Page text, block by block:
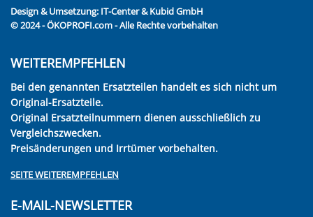
Design & Umsetzung: IT-Center & Kubid GmbH
© 2024 - ÖKOPROFI.com - Alle Rechte vorbehalten
WEITEREMPFEHLEN
Bei den genannten Ersatzteilen handelt es sich nicht um
Original-Ersatzteile.
Original Ersatzteilnummern dienen ausschließlich zu
Vergleichszwecken.
Preisänderungen und Irrtümer vorbehalten.
SEITE WEITEREMPFEHLEN
E-MAIL-NEWSLETTER